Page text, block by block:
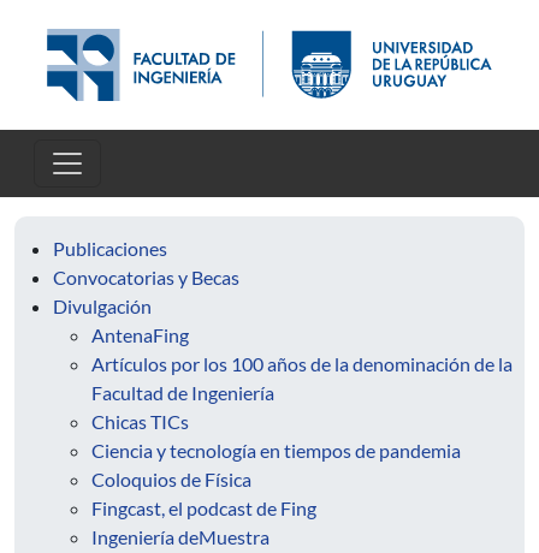
Publicaciones
Convocatorias y Becas
Divulgación
AntenaFing
Artículos por los 100 años de la denominación de la
Facultad de Ingeniería
Chicas TICs
Ciencia y tecnología en tiempos de pandemia
Coloquios de Física
Fingcast, el podcast de Fing
Ingeniería deMuestra